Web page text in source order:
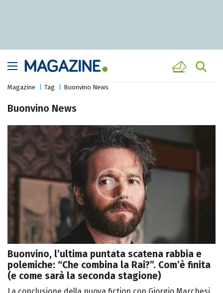
Magazine Tag Buonvino News
Buonvino News
Buonvino, l’ultima puntata scatena rabbia e
polemiche: “Che combina la Rai?”. Com’è finita
(e come sarà la seconda stagione)